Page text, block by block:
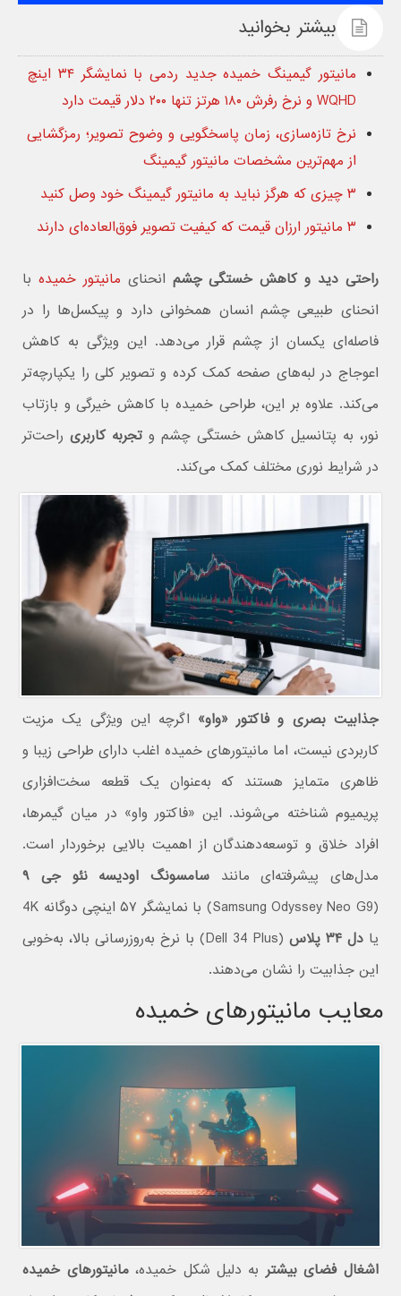
بیشتر بخوانید
مانیتور گیمینگ خمیده جدید ردمی با نمایشگر ۳۴ اینچ
WQHD و نرخ رفرش ۱۸۰ هرتز تنها ۲۰۰ دلار قیمت دارد
نرخ تازه‌سازی، زمان پاسخگویی و وضوح تصویر؛ رمزگشایی
از مهم‌ترین مشخصات مانیتور گیمینگ
۳ چیزی که هرگز نباید به مانیتور گیمینگ خود وصل کنید
۳ مانیتور ارزان قیمت که کیفیت تصویر فوق‌العاده‌ای دارند
راحتی دید و کاهش خستگی چشم انحنای مانیتور خمیدهبا
انحنای طبیعی چشم انسان همخوانی دارد و پیکسل‌ها را در
فاصله‌ای یکسان از چشم قرار می‌دهد. این ویژگی به کاهش
اعوجاج در لبه‌های صفحه کمک کرده و تصویر کلی را یکپارچه‌تر
می‌کند. علاوه بر این، طراحی خمیده با کاهش خیرگی و بازتاب
نور، به پتانسیل کاهش خستگی چشم و تجربه کاربریراحت‌تر
در شرایط نوری مختلف کمک می‌کند.
جذابیت بصری و فاکتور «واو» اگرچه این ویژگی یک مزیت
کاربردی نیست، اما مانیتورهای خمیده اغلب دارای طراحی زیبا و
ظاهری متمایز هستند که به‌عنوان یک قطعه سخت‌افزاری
پریمیوم شناخته می‌شوند. این «فاکتور واو» در میان گیمرها،
افراد خلاق و توسعه‌دهندگان از اهمیت بالایی برخوردار است.
مدل‌های پیشرفته‌ای مانندسامسونگ اودیسه نئو جی ۹
(Samsung Odyssey Neo G9) با نمایشگر ۵۷ اینچی دوگانه 4K
یادل ۳۴ پلاس
(Dell 34 Plus) با نرخ به‌روزرسانی بالا، به‌خوبی
این جذابیت را نشان می‌دهند.
معایب مانیتورهای خمیده
اشغال فضای بیشتر به دلیل شکل خمیده،مانیتورهای خمیده